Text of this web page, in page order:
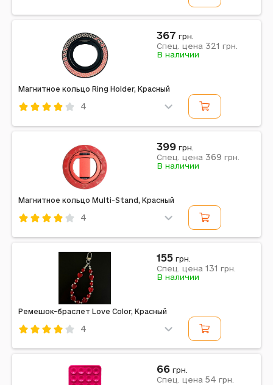
Примечание: на скотче, с подставкой
Магнитное кольцо Ring Holder, Красный
4
Примечание: MagSafe, Red-Orange
367 грн.
Спец. цена 321 грн.
В наличии
Магнитное кольцо Multi-Stand, Красный
4
Красный
Примечание: MagSafe
399 грн.
Спец. цена 369 грн.
В наличии
Ремешок-браслет Love Color, Красный
4
155 грн.
Спец. цена 131 грн.
В наличии
66 грн.
Спец. цена 54 грн.